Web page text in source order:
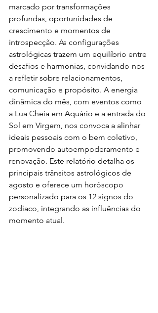
marcado por transformações
profundas, oportunidades de
crescimento e momentos de
introspecção. As configurações
astrológicas trazem um equilíbrio entre
desafios e harmonias, convidando-nos
a refletir sobre relacionamentos,
comunicação e propósito. A energia
dinâmica do mês, com eventos como
a Lua Cheia em Aquário e a entrada do
Sol em Virgem, nos convoca a alinhar
ideais pessoais com o bem coletivo,
promovendo autoempoderamento e
renovação. Este relatório detalha os
principais trânsitos astrológicos de
agosto e oferece um horóscopo
personalizado para os 12 signos do
zodíaco, integrando as influências do
momento atual.